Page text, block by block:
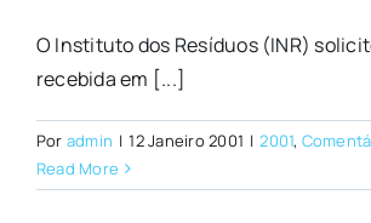
O Instituto dos Resíduos (INR)
recebida em [...]
Por admin | 12 Janeiro 2001 | 2001,
Read More